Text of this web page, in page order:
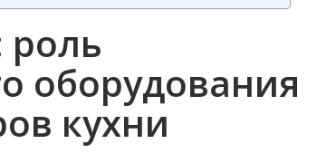
роль
оборудования
кухни